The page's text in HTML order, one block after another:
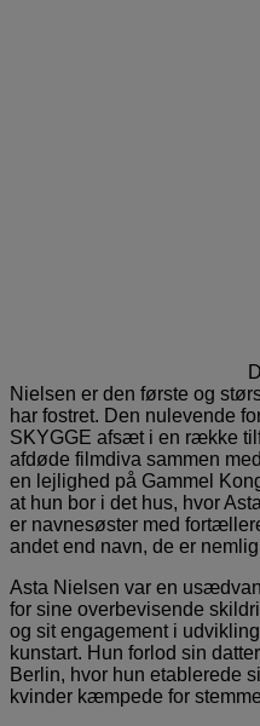
Nielsen er den første og
har fostret. Den nulevende
SKYGGE afsæt i en række
afdøde filmdiva sammen
en lejlighed på Gammel
at hun bor i det hus, hvor
er navnesøster med
andet end navn, de er
Asta Nielsen var en
for sine overbevisende
og sit engagement i
kunstart. Hun forlod sin
Berlin, hvor hun etablerede
kvinder kæmpede for